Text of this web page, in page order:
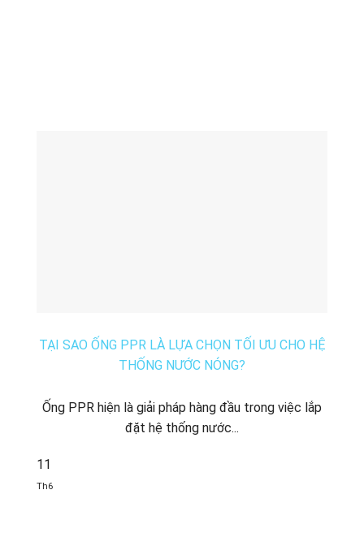
TẠI SAO ỐNG PPR LÀ LỰA CHỌN TỐI ƯU CHO HỆ
THỐNG NƯỚC NÓNG?
Ống PPR hiện là giải pháp hàng đầu trong việc lắp
đặt hệ thống nước...
11
Th6